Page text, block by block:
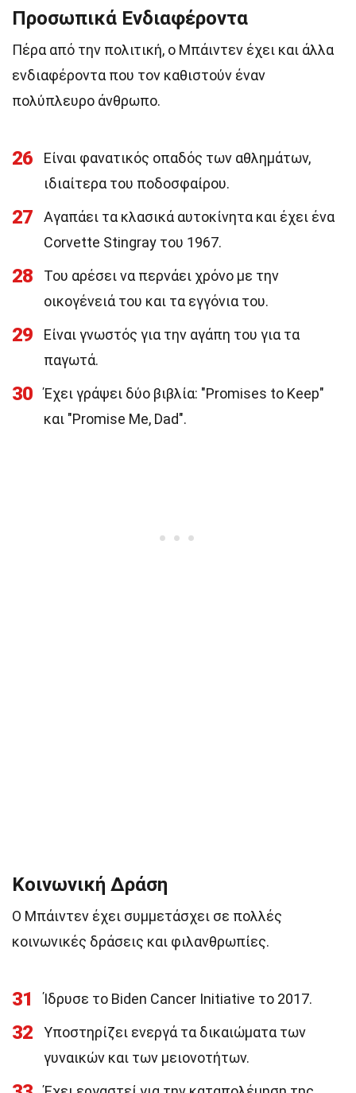
Προσωπικά Ενδιαφέροντα
Πέρα από την πολιτική, ο Μπάιντεν έχει και άλλα
ενδιαφέροντα που τον καθιστούν έναν
πολύπλευρο άνθρωπο.
26
Είναι φανατικός οπαδός των αθλημάτων,
ιδιαίτερα του ποδοσφαίρου.
27
Αγαπάει τα κλασικά αυτοκίνητα και έχει ένα
Corvette Stingray του 1967.
28
Του αρέσει να περνάει χρόνο με την
οικογένειά του και τα εγγόνια του.
29
Είναι γνωστός για την αγάπη του για τα
παγωτά.
30
Έχει γράψει δύο βιβλία: "Promises to Keep"
και "Promise Me, Dad".
Κοινωνική Δράση
Ο Μπάιντεν έχει συμμετάσχει σε πολλές
κοινωνικές δράσεις και φιλανθρωπίες.
31 Ίδρυσε το Biden Cancer Initiative το 2017.
32
Υποστηρίζει ενεργά τα δικαιώματα των
γυναικών και των μειονοτήτων.